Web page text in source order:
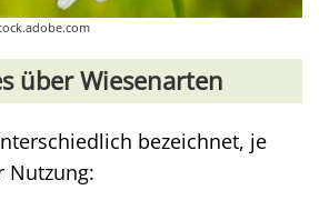
über Wiesenarten
bezeichnet, je
Nutzung: